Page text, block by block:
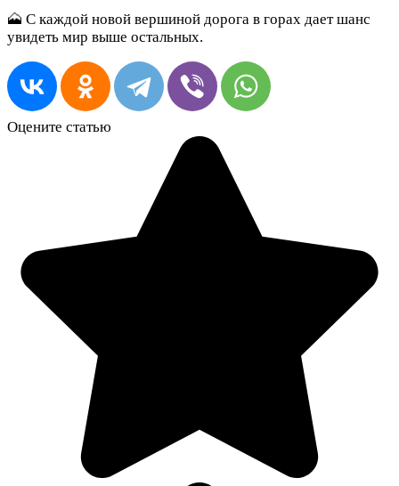
🗻 С каждой новой вершиной дорога в горах дает шанс
увидеть мир выше остальных.
Оцените статью